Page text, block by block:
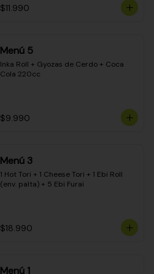
$11.990
Menú 5
Inka Roll + Gyozas de Cerdo + Coca
Cola 220cc
$9.990
Menú 3
1 Hot Tori + 1 Cheese Tori + 1 Ebi Roll
(env. palta) + 5 Ebi Furai
$18.990
Menú 1